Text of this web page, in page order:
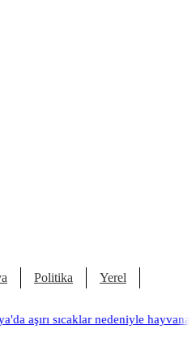
Politika Yerel
hayvanat bahçesinde üç